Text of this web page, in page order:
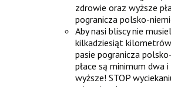
zdrowie oraz wyższe
pogranicza polsko-
Aby nasi bliscy nie
kilkadziesiąt
pasie pogranicza
płace są minimum dwa i
wyższe! STOP